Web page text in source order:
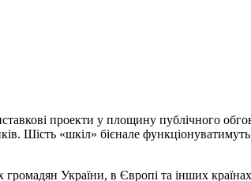
проекти у площину публічного
Шість «шкіл» бієнале
України, в Європі та інших країнах